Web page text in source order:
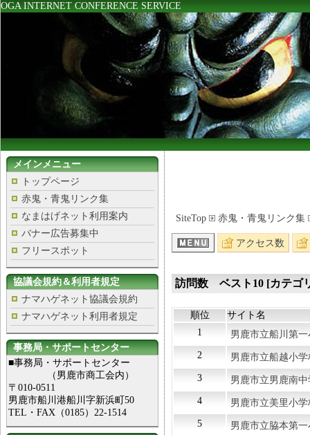
OGA INTERNET CONFERENCE SERVICE
メインメニュー
トップページ
赤鬼・青鬼リンク集
なまはげネット利用案内
バナー広告募集中
フリースポット
協議会規約＆利用者規定
ナマハゲネット協議会規約
ナマハゲネット利用者規定
事務局・サポートセンター
■事務局・サポートセンター
（男鹿市商工会内）
〒010-0511
男鹿市船川港船川字新浜町50
TEL・FAX（0185）22-1514
SiteTop 赤鬼・青鬼リンク集
アクセス数
訪問数 ベスト10 [カテゴ
順位
サイト名
1
男鹿市立船川第
2
男鹿市立船越小学
3
男鹿市立男鹿南中
4
男鹿市立美里小学
5
男鹿市立脇本第